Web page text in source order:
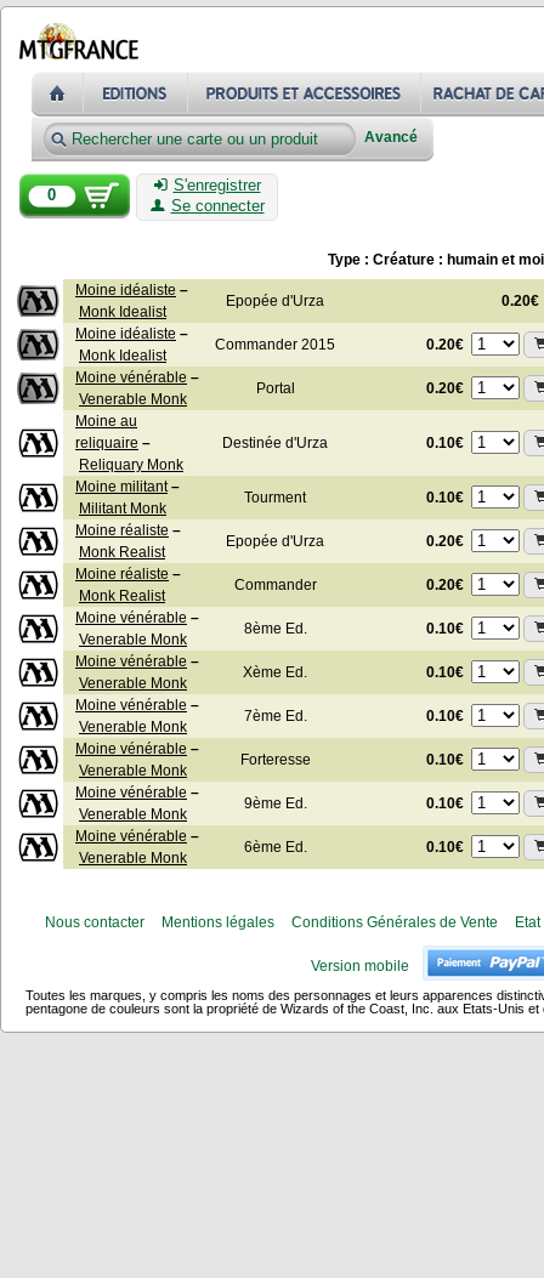
Avancé
0
S'enregistrer
Se connecter
Type : Créature : humain et
Moine idéaliste –
Monk Idealist
Epopée d'Urza 0.20€
Moine idéaliste –
Monk Idealist
Commander 2015 0.20€
Moine vénérable –
Venerable Monk
Portal 0.20€
Moine au
reliquaire –
Reliquary Monk
Destinée d'Urza 0.10€
Moine militant–
Militant Monk
Tourment 0.10€
Moine réaliste –
Monk Realist
Epopée d'Urza 0.20€
Moine réaliste –
Monk Realist
Commander 0.20€
Moine vénérable –
Venerable Monk
8ème Ed. 0.10€
Moine vénérable –
Venerable Monk
Xème Ed. 0.10€
Moine vénérable –
Venerable Monk
7ème Ed. 0.10€
Moine vénérable –
Venerable Monk
Forteresse 0.10€
Moine vénérable –
Venerable Monk
9ème Ed. 0.10€
Moine vénérable –
Venerable Monk
6ème Ed. 0.10€
Nous contacter Mentions légales Conditions Générales de Vente
Version mobile
Toutes les marques, y compris les noms des personnages et leurs apparences
pentagone de couleurs sont la propriété de Wizards of the Coast, Inc. aux Etats-Unis